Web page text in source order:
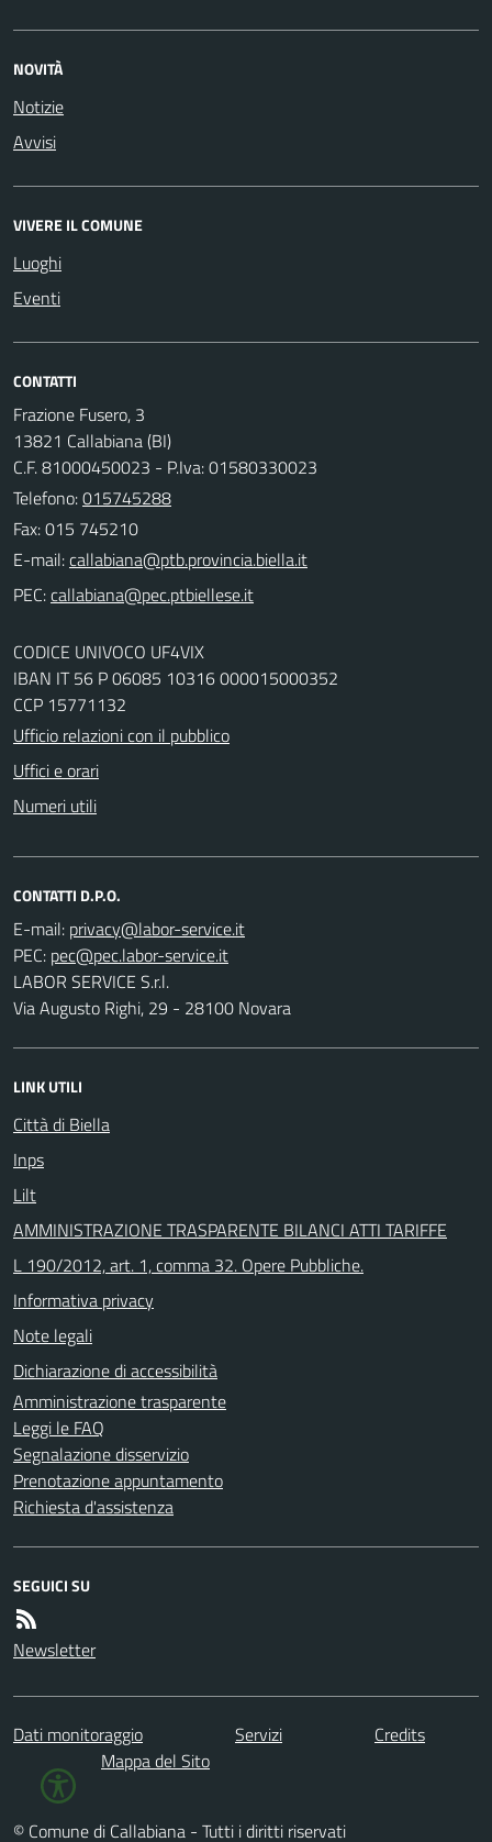
NOVITÀ
Notizie
Avvisi
VIVERE IL COMUNE
Luoghi
Eventi
CONTATTI
Frazione Fusero, 3
13821 Callabiana (BI)
C.F. 81000450023 - P.Iva: 01580330023
Telefono:015745288
Fax: 015 745210
E-mail:
PEC:
CODICE UNIVOCO UF4VIX
IBAN IT 56 P 06085 10316 000015000352
CCP 15771132
Ufficio relazioni con il pubblico
Uffici e orari
Numeri utili
CONTATTI D.P.O.
E-mail:
PEC:
LABOR SERVICE S.r.l.
Via Augusto Righi, 29 - 28100 Novara
LINK UTILI
Città di Biella
Inps
Lilt
AMMINISTRAZIONE TRASPARENTE BILANCI ATTI TARIFFE
L 190/2012, art. 1, comma 32. Opere Pubbliche.
Informativa privacy
Note legali
Dichiarazione di accessibilità
Amministrazione trasparente
Leggi le FAQ
Segnalazione disservizio
Prenotazione appuntamento
Richiesta d'assistenza
SEGUICI SU
Newsletter
Dati monitoraggio Servizi
Credits
Mappa del Sito
© Comune di Callabiana - Tutti i diritti riservati